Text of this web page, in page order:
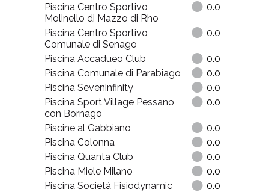
Piscina Centro Sportivo
Molinello di Mazzo di Rho
0.0
Piscina Centro Sportivo
Comunale di Senago
0.0
Piscina Accadueo Club
0.0
Piscina Comunale di Parabiago
0.0
Piscina Seveninfinity
0.0
Piscina Sport Village Pessano
con Bornago
0.0
Piscine al Gabbiano
0.0
Piscina Colonna
0.0
Piscina Quanta Club
0.0
Piscina Miele Milano
0.0
Piscina Società Fisiodynamic
0.0